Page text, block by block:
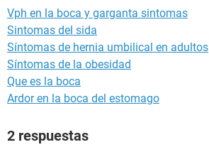
Vph en la boca y garganta sintomas
Sintomas del sida
Síntomas de hernia umbilical en adultos
Síntomas de la obesidad
Que es la boca
Ardor en la boca del estomago
2 respuestas